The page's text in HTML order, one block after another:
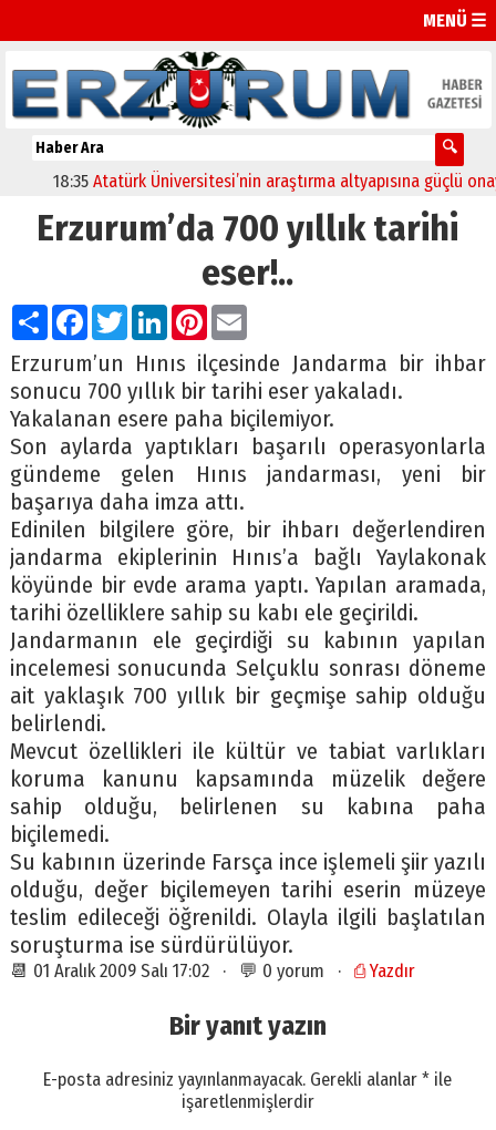
MENÜ ☰
18:35 Atatürk Üniversitesi’nin araştırma altyapısına güçlü onay
Erzurum’da 700 yıllık tarihi
eser!..
PaylaşFacebook
TwitterLinkedIn
Pinterest
Email
Erzurum’un Hınıs ilçesinde Jandarma bir ihbar
sonucu 700 yıllık bir tarihi eser yakaladı.
Yakalanan esere paha biçilemiyor.
Son aylarda yaptıkları başarılı operasyonlarla
gündeme gelen Hınıs jandarması, yeni bir
başarıya daha imza attı.
Edinilen bilgilere göre, bir ihbarı değerlendiren
jandarma ekiplerinin Hınıs’a bağlı Yaylakonak
köyünde bir evde arama yaptı. Yapılan aramada,
tarihi özelliklere sahip su kabı ele geçirildi.
Jandarmanın ele geçirdiği su kabının yapılan
incelemesi sonucunda Selçuklu sonrası döneme
ait yaklaşık 700 yıllık bir geçmişe sahip olduğu
belirlendi.
Mevcut özellikleri ile kültür ve tabiat varlıkları
koruma kanunu kapsamında müzelik değere
sahip olduğu, belirlenen su kabına paha
biçilemedi.
Su kabının üzerinde Farsça ince işlemeli şiir yazılı
olduğu, değer biçilemeyen tarihi eserin müzeye
teslim edileceği öğrenildi. Olayla ilgili başlatılan
soruşturma ise sürdürülüyor.
📆 01 Aralık 2009 Salı 17:02 · 💬 0 yorum · ⎙ Yazdır
Bir yanıt yazın
E-posta adresiniz yayınlanmayacak. Gerekli alanlar* ile
işaretlenmişlerdir